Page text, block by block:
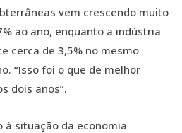
vem crescendo muito
ao ano, enquanto a indústria
cerca de 3,5% no mesmo
“Isso foi o que de melhor
dois anos”.
à situação da economia